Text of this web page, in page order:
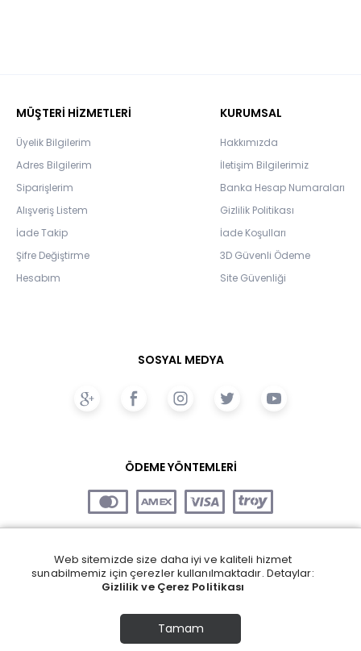
MÜŞTERİ HİZMETLERİ
Üyelik Bilgilerim
Adres Bilgilerim
Siparişlerim
Alışveriş Listem
İade Takip
Şifre Değiştirme
Hesabım
KURUMSAL
Hakkımızda
İletişim Bilgilerimiz
Banka Hesap Numaraları
Gizlilik Politikası
İade Koşulları
3D Güvenli Ödeme
Site Güvenliği
SOSYAL MEDYA
ÖDEME YÖNTEMLERİ
Web sitemizde size daha iyi ve kaliteli hizmet
sunabilmemiz için çerezler kullanılmaktadır. Detaylar:
Gizlilik ve Çerez Politikası
Tamam